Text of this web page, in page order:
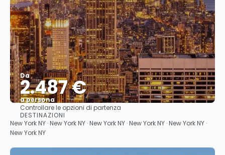
Da
2.487 €
a persona
Vedere
Controllare le opzioni di partenza
DESTINAZIONI
New York NY · New York NY · New York NY · New York NY · New York NY ·
New York NY